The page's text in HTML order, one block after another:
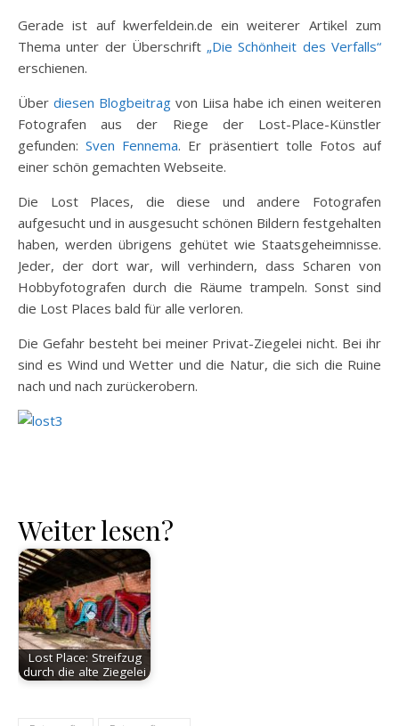
Gerade ist auf kwerfeldein.de ein weiterer Artikel zum
Thema unter der Überschrift„Die Schönheit des Verfalls“
erschienen.
Über diesen Blogbeitrag von Liisa habe ich einen weiteren
Fotografen aus der Riege der Lost-Place-Künstler
gefunden:Sven Fennema. Er präsentiert tolle Fotos auf
einer schön gemachten Webseite.
Die Lost Places, die diese und andere Fotografen
aufgesucht und in ausgesucht schönen Bildern festgehalten
haben, werden übrigens gehütet wie Staatsgeheimnisse.
Jeder, der dort war, will verhindern, dass Scharen von
Hobbyfotografen durch die Räume trampeln. Sonst sind
die Lost Places bald für alle verloren.
Die Gefahr besteht bei meiner Privat-Ziegelei nicht. Bei ihr
sind es Wind und Wetter und die Natur, die sich die Ruine
nach und nach zurückerobern.
Weiter lesen?
Lost Place: Streifzug
durch die alte Ziegelei